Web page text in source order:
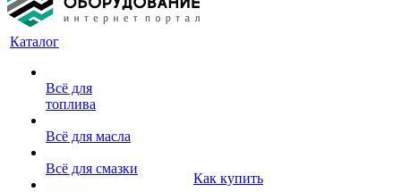
Каталог
Всё для
топлива
Всё для масла
Всё для смазки
Как купить